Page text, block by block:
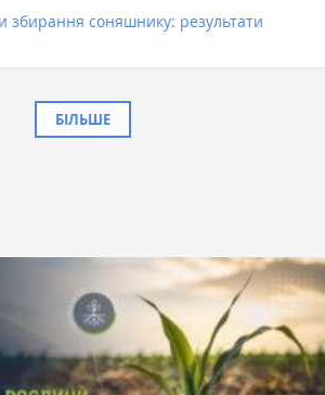
збирання соняшнику: результати
БІЛЬШЕ